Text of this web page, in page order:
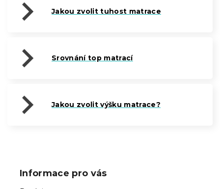
Jakou zvolit tuhost matrace
Srovnání top matrací
Jakou zvolit výšku matrace?
Informace pro vás